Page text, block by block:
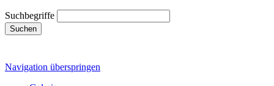
Suchbegriffe
Suchen
Navigation überspringen